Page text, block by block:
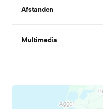
Afstanden
Multimedia